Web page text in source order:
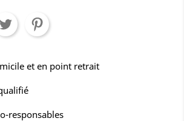
et en point retrait
responsables